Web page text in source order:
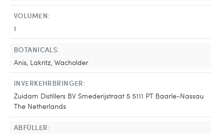
VOLUMEN:
1
BOTANICALS:
Anis, Lakritz, Wacholder
INVERKEHRBRINGER:
Zuidam Distillers BV Smederijstraat 5 5111 PT Baarle-Nassau
The Netherlands
ABFÜLLER: